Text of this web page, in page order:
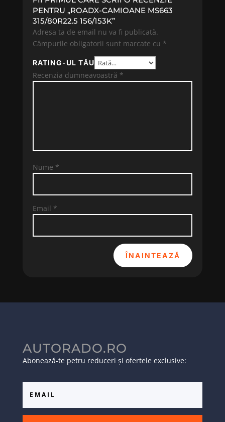
PENTRU „ROADX-CAMIOANE MS663
315/80R22.5 156/153K”
Adresa ta de email nu va fi publicată.
Câmpurile obligatorii sunt marcate cu *
RATING-UL TĂU
Recenzia dumneavoastră *
Nume *
Email *
ÎNAINTEAZĂ
AUTORADO.RO
Abonează-te petru reduceri și ofertele exclusive: